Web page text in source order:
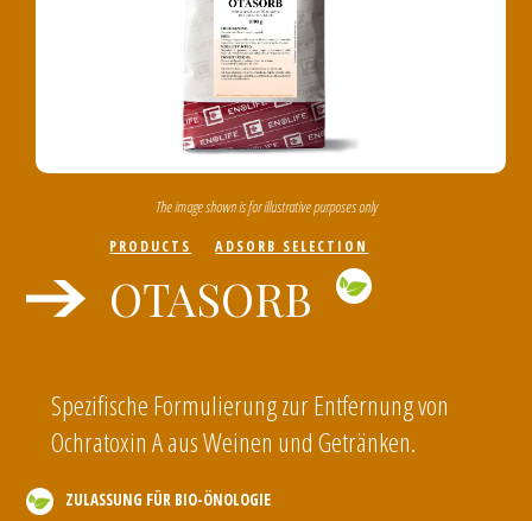
The image shown is for illustrative purposes only
PRODUCTS ADSORB SELECTION
OTASORB
Spezifische Formulierung zur Entfernung von
Ochratoxin A aus Weinen und Getränken.
ZULASSUNG FÜR BIO-ÖNOLOGIE